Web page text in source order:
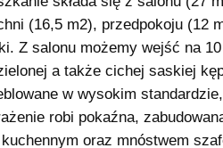
(16,5 m2), przedpokoju (12
Z salonu możemy wejść na
a także cichej saskiej
w wysokim
robi pokaźna,
oraz mnóstwem